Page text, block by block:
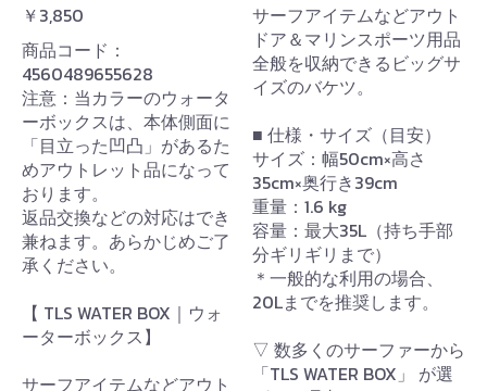
￥3,850
商品コード：
4560489655628
注意：当カラーのウォータ
ーボックスは、本体側面に
「目立った凹凸」があるた
めアウトレット品になって
おります。
返品交換などの対応はでき
兼ねます。あらかじめご了
承ください。
【 TLS WATER BOX｜ウォ
ーターボックス】
サーフアイテムなどアウト
サーフアイテムなどアウト
ドア＆マリンスポーツ用品
全般を収納できるビッグサ
イズのバケツ。
■ 仕様・サイズ（目安）
サイズ：幅50cm×高さ
35cm×奥行き39cm
重量：1.6 kg
容量：最大35L（持ち手部
分ギリギリまで）
＊一般的な利用の場合、
20Lまでを推奨します。
▽ 数多くのサーファーから
「TLS WATER BOX」 が選